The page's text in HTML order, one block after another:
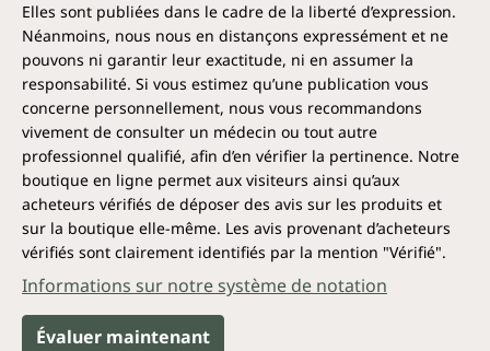
Elles sont publiées dans le cadre de la liberté d’expression.
Néanmoins, nous nous en distançons expressément et ne
pouvons ni garantir leur exactitude, ni en assumer la
responsabilité. Si vous estimez qu’une publication vous
concerne personnellement, nous vous recommandons
vivement de consulter un médecin ou tout autre
professionnel qualifié, afin d’en vérifier la pertinence. Notre
boutique en ligne permet aux visiteurs ainsi qu’aux
acheteurs vérifiés de déposer des avis sur les produits et
sur la boutique elle-même. Les avis provenant d’acheteurs
vérifiés sont clairement identifiés par la mention "Vérifié".
Informations sur notre système de notation
Évaluer maintenant